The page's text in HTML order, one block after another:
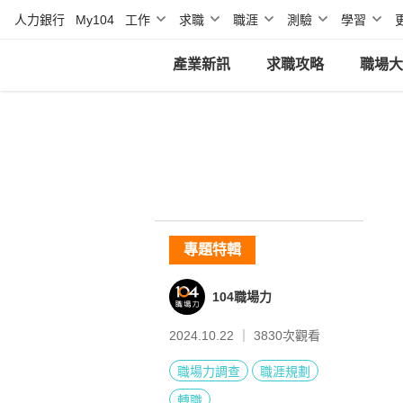
人力銀行 My104 工作 求職 職涯 測驗 學習
產業新訊 求職攻略 職場
專題特輯
104職場力
2024.10.22 ｜ 3830次觀看
職場力調查
職涯規劃